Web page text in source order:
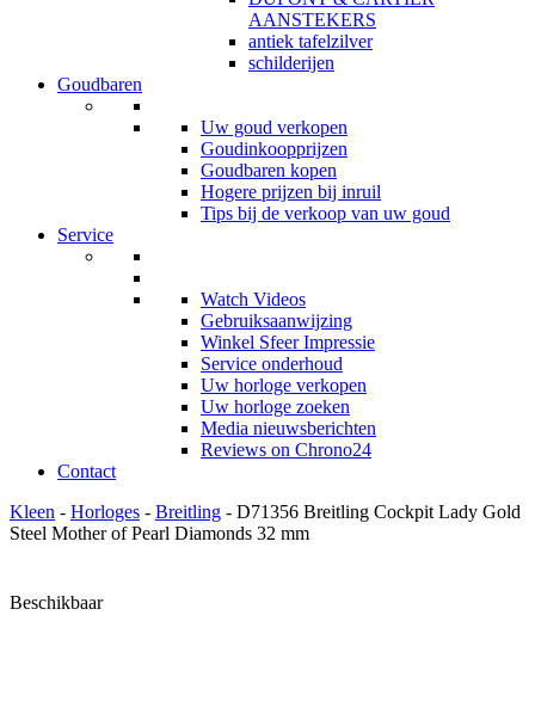
AANSTEKERS
antiek tafelzilver
schilderijen
Goudbaren
Uw goud verkopen
Goudinkoopprijzen
Goudbaren kopen
Hogere prijzen bij inruil
Tips bij de verkoop van uw goud
Service
Watch Videos
Gebruiksaanwijzing
Winkel Sfeer Impressie
Service onderhoud
Uw horloge verkopen
Uw horloge zoeken
Media nieuwsberichten
Reviews on Chrono24
Contact
Kleen - Horloges - Breitling - D71356 Breitling Cockpit Lady Gold
Steel Mother of Pearl Diamonds 32 mm
Beschikbaar